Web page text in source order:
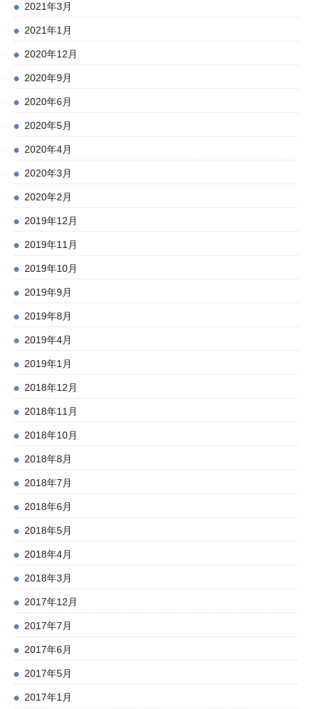
2021年3月
2021年1月
2020年12月
2020年9月
2020年6月
2020年5月
2020年4月
2020年3月
2020年2月
2019年12月
2019年11月
2019年10月
2019年9月
2019年8月
2019年4月
2019年1月
2018年12月
2018年11月
2018年10月
2018年8月
2018年7月
2018年6月
2018年5月
2018年4月
2018年3月
2017年12月
2017年7月
2017年6月
2017年5月
2017年1月